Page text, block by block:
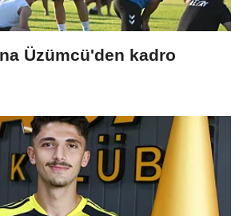
Üzümcü'den kadro